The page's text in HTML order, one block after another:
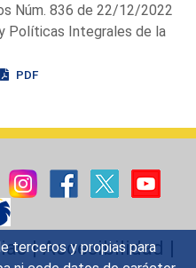
terceros y propias para
Núm. 836 de 22/12/2022
Políticas Integrales de la
PDF
|Accesibilidad |